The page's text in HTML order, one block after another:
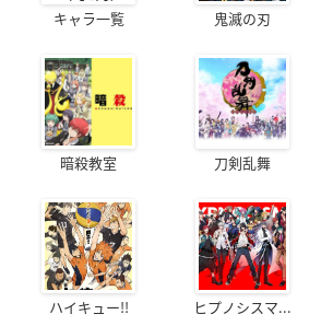
キャラ一覧 鬼滅の刃
暗殺教室 刀剣乱舞
ハイキュー!! ヒプノシスマ...